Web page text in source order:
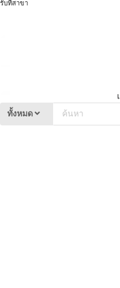
รับที่สาขา
ทั้งหมด